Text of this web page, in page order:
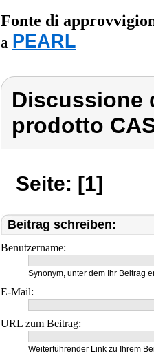
Fonte di
a PEARL
Discussione
prodotto
Seite: [1]
Beitrag schreiben:
Benutzername:
Synonym, unter dem Ihr Beitrag
E-Mail:
URL zum Beitrag:
Weiterführender Link zu Ihrem